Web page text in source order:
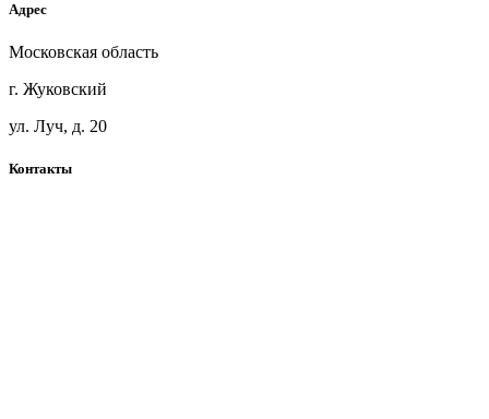
Адрес
Московская область
г. Жуковский
ул. Луч, д. 20
Контакты